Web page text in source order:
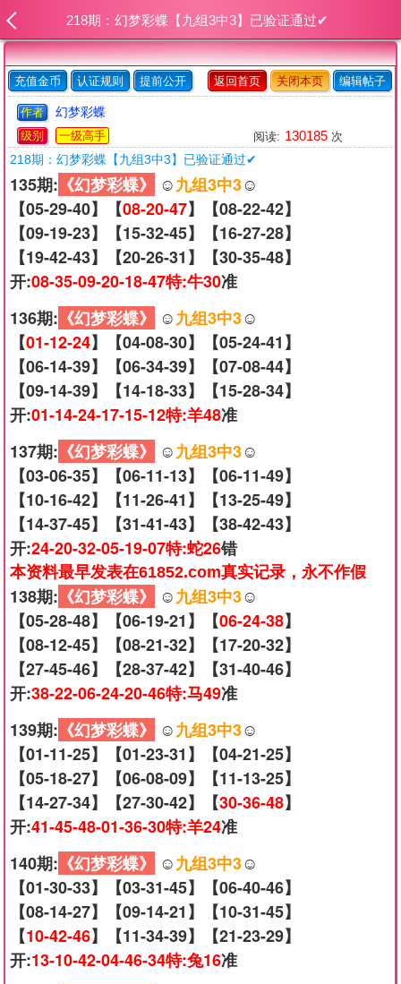
218期：幻梦彩蝶【九组3中3】已验证通过✔
充值金币 认证规则 提前公开 返回首页 关闭本页 编辑帖子
作者 幻梦彩蝶
级别 一级高手 阅读: 130185 次
218期：幻梦彩蝶【九组3中3】已验证通过✔
135期: 《幻梦彩蝶》 ☺️九组3中3☺️
【05-29-40】【08-20-47】【08-22-42】
【09-19-23】【15-32-45】【16-27-28】
【19-42-43】【20-26-31】【30-35-48】
开:08-35-09-20-18-47特:牛30准
136期: 《幻梦彩蝶》 ☺️九组3中3☺️
【01-12-24】【04-08-30】【05-24-41】
【06-14-39】【06-34-39】【07-08-44】
【09-14-39】【14-18-33】【15-28-34】
开:01-14-24-17-15-12特:羊48准
137期: 《幻梦彩蝶》 ☺️九组3中3☺️
【03-06-35】【06-11-13】【06-11-49】
【10-16-42】【11-26-41】【13-25-49】
【14-37-45】【31-41-43】【38-42-43】
开:24-20-32-05-19-07特:蛇26错
本资料最早发表在61852.com真实记录，永不作假
138期: 《幻梦彩蝶》 ☺️九组3中3☺️
【05-28-48】【06-19-21】【06-24-38】
【08-12-45】【08-21-32】【17-20-32】
【27-45-46】【28-37-42】【31-40-46】
开:38-22-06-24-20-46特:马49准
139期: 《幻梦彩蝶》 ☺️九组3中3☺️
【01-11-25】【01-23-31】【04-21-25】
【05-18-27】【06-08-09】【11-13-25】
【14-27-34】【27-30-42】【30-36-48】
开:41-45-48-01-36-30特:羊24准
140期: 《幻梦彩蝶》 ☺️九组3中3☺️
【01-30-33】【03-31-45】【06-40-46】
【08-14-27】【09-14-21】【10-31-45】
【10-42-46】【11-34-39】【21-23-29】
开:13-10-42-04-46-34特:兔16准